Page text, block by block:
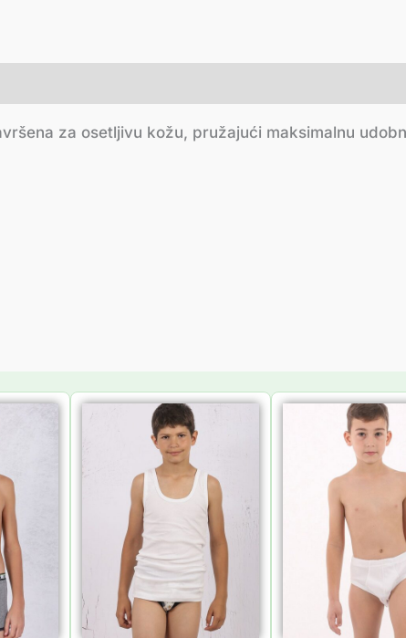
za osetljivu kožu, pružajući maksimalnu
Распон
цена:
од
249.00 рсд
до
329.00 рсд